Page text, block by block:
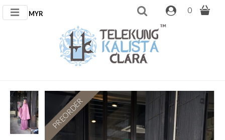
MYR 0
PREORDER